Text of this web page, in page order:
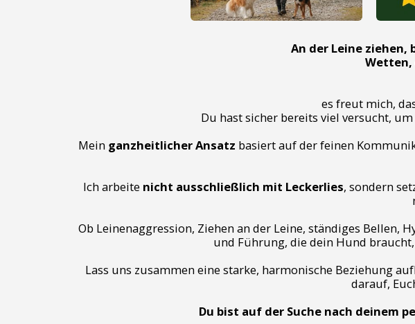
An der Leine
Wetten,
es freut mich,
Du hast sicher bereits viel versucht,
Mein ganzheitlicher Ansatz basiert auf der feinen
Ich arbeite nicht ausschließlich mit Leckerlies, sondern
Ob Leinenaggression, Ziehen an der Leine, ständiges
und Führung, die dein Hund
Lass uns zusammen eine starke, harmonische Beziehung
darauf,
Du bist auf der Suche nach deinem